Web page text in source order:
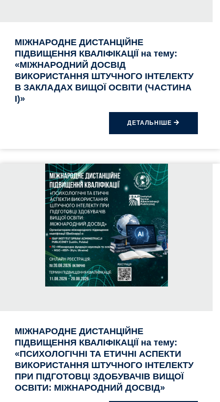
МІЖНАРОДНЕ ДИСТАНЦІЙНЕ
ПІДВИЩЕННЯ КВАЛІФІКАЦІЇ на тему:
«МІЖНАРОДНИЙ ДОСВІД
ВИКОРИСТАННЯ ШТУЧНОГО ІНТЕЛЕКТУ
В ЗАКЛАДАХ ВИЩОЇ ОСВІТИ (ЧАСТИНА
I)»
ДЕТАЛЬНІШЕ
МІЖНАРОДНЕ ДИСТАНЦІЙНЕ
ПІДВИЩЕННЯ КВАЛІФІКАЦІЇ на тему:
«ПСИХОЛОГІЧНІ ТА ЕТИЧНІ АСПЕКТИ
ВИКОРИСТАННЯ ШТУЧНОГО ІНТЕЛЕКТУ
ПРИ ПІДГОТОВЦІ ЗДОБУВАЧІВ ВИЩОЇ
ОСВІТИ: МІЖНАРОДНИЙ ДОСВІД»